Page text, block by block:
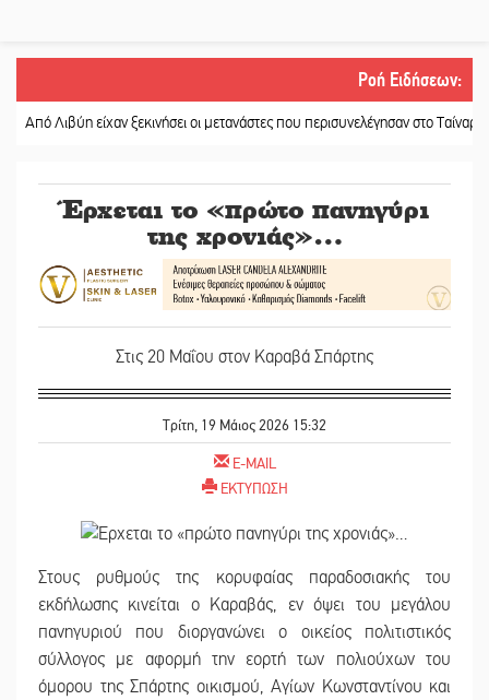
Ροή Ειδήσεων:
είχαν ξεκινήσει οι μετανάστες που περισυνελέγησαν στο Ταίναρο ||
Έρχεται το «πρώτο πανηγύρι
της χρονιάς»…
Στις 20 Μαΐου στον Καραβά Σπάρτης
Τρίτη, 19 Μάιος 2026 15:32
E-MAIL
ΕΚΤΥΠΩΣΗ
Στους ρυθμούς της κορυφαίας παραδοσιακής του
εκδήλωσης κινείται ο Καραβάς, εν όψει του μεγάλου
πανηγυριού που διοργανώνει ο οικείος πολιτιστικός
σύλλογος με αφορμή την εορτή των πολιούχων του
όμορου της Σπάρτης οικισμού, Αγίων Κωνσταντίνου και